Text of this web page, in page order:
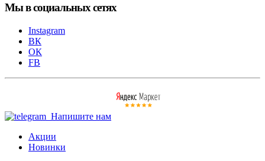
Мы в социальных сетях
Instagram
ВК
ОК
FB
Напишите нам
Акции
Новинки